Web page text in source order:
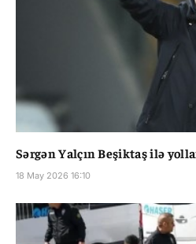
Sərgən Yalçın Beşiktaş ilə
18 May 2026 16:10